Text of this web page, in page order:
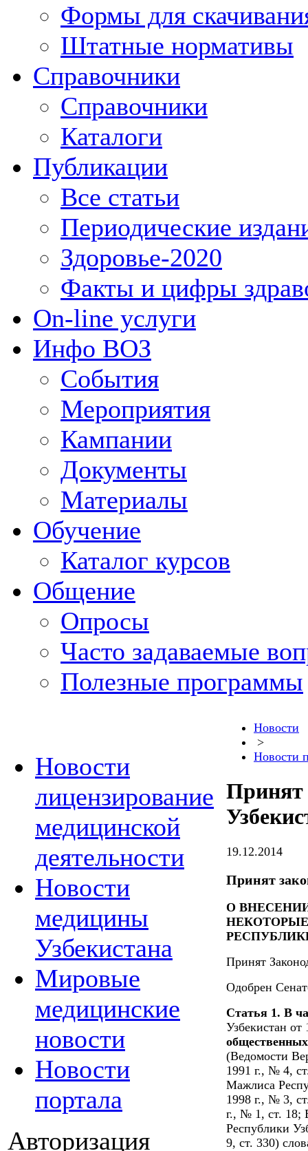
Формы для
Штатные нормативы
Справочники
Справочники
Каталоги
Публикации
Все статьи
Периодические
Здоровье-2020
Факты и цифры
On-line услуги
Инфо ВОЗ
События
Мероприятия
Кампании
Документы
Материалы
Обучение
Каталог курсов
Общение
Опросы
Часто задаваемые
Полезные программы
Новости
лицензирование
медицинской
деятельности
Новости
медицины
Узбекистана
Мировые
медицинские
новости
Новости
портала
Авторизация
Новости
>
Новости
Принят
19.12.2014
Принят
О
Принят
Одобрен
Статья 1. В
Узбекистан
(Ведомости
1991 г., № 4,
Мажлиса
1998 г., № 3,
г., № 1, ст. 18;
Республики
9, ст. 330)